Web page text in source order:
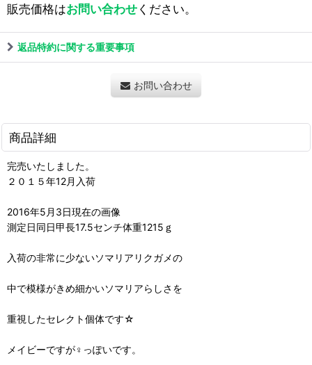
販売価格はお問い合わせください。
返品特約に関する重要事項
お問い合わせ
商品詳細
完売いたしました。
２０１５年12月入荷
2016年5月3日現在の画像
測定日同日甲長17.5センチ体重1215ｇ
入荷の非常に少ないソマリアリクガメの
中で模様がきめ細かいソマリアらしさを
重視したセレクト個体です☆
メイビーですが♀っぽいです。